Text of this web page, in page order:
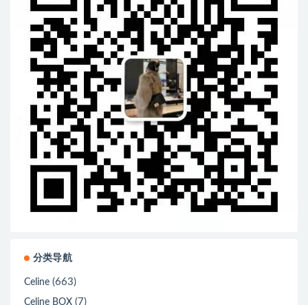
分类导航
Celine (663)
Celine BOX (7)